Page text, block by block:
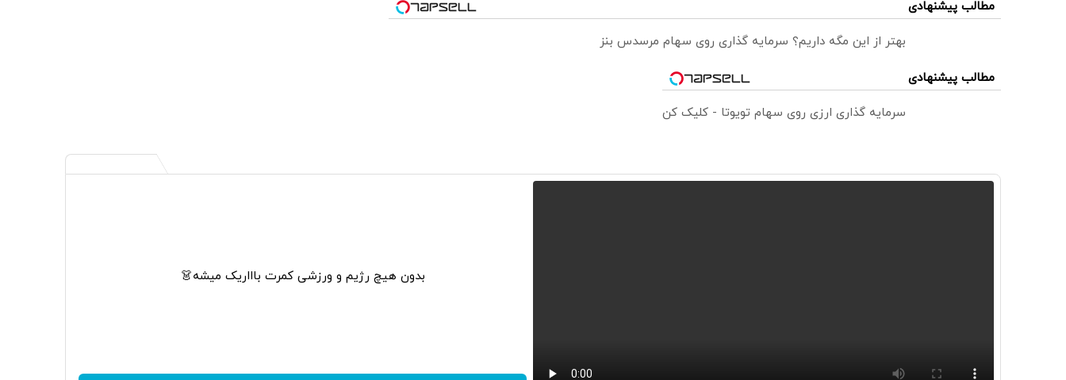
مطالب پیشنهادی
بهتر از این مگه داریم؟ سرمایه گذاری روی سهام مرسدس بنز
مطالب پیشنهادی
سرمایه گذاری ارزی روی سهام تویوتا - کلیک کن
بدون هیچ رژیم و ورزشی کمرت باااریک میشه👗